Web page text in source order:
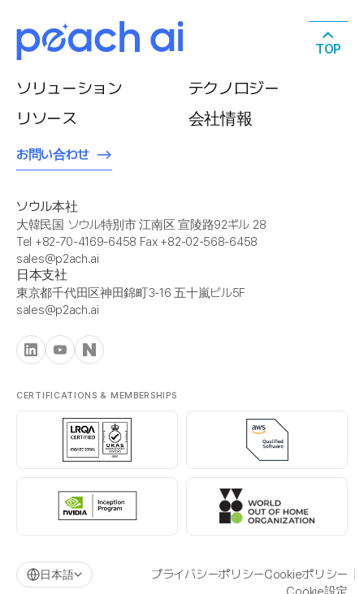
ソリューション
テクノロジー
リソース
会社情報
お問い合わせ
ソウル本社
大韓民国 ソウル特別市 江南区 宣陵路92ギル 28
Tel +82-70-4169-6458 Fax +82-02-568-6458
sales@p2ach.ai
日本支社
東京都千代田区神田錦町3-16 五十嵐ビル5F
sales@p2ach.ai
CERTIFICATIONS & MEMBERSHIPS
日本語 プライバシーポリシーCookieポリシー
TOP